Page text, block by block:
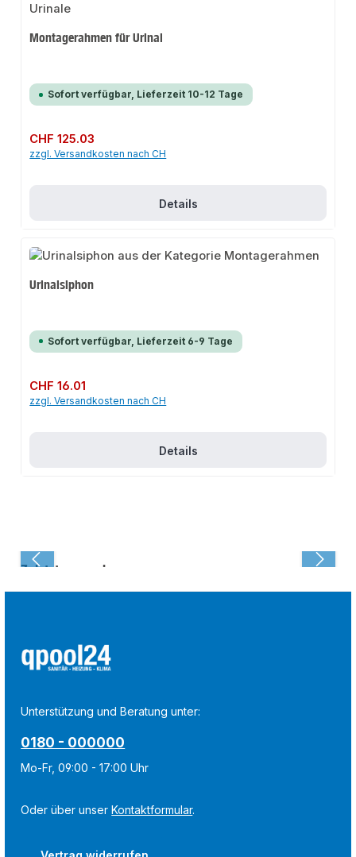
Montagerahmen für Urinal
Sofort verfügbar, Lieferzeit 10-12 Tage
Regulärer Preis:
CHF 125.03
zzgl. Versandkosten nach CH
Details
Urinalsiphon
Sofort verfügbar, Lieferzeit 6-9 Tage
Regulärer Preis:
CHF 16.01
zzgl. Versandkosten nach CH
Details
Zuletzt angesehen:
Unterstützung und Beratung unter:
0180 - 000000
Mo-Fr, 09:00 - 17:00 Uhr
Oder über unserKontaktformular.